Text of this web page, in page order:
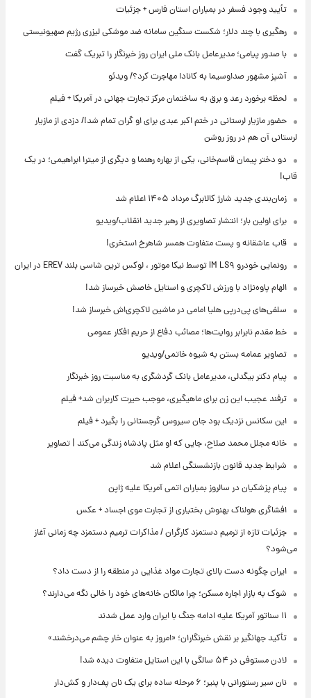
تأیید وجود فسفر در بمباران استان فارس + جزئیات
رهگیری با چند دلار؛ شکست سنگین سامانه ضد موشکی لیزری رژیم صهیونیستی
با صدور پیامی؛ مدیرعامل بانک ملی ایران روز خبرنگار را تبریک گفت
آشپز مشهور صداوسیما به کانادا مهاجرت کرد؟/ ویدئو
لحظه برخورد رعد و برق به ساختمان مرکز تجارت جهانی در آمریکا + فیلم
حضور مازیار لرستانی در ختم اکبر عبدی برای او گران تمام شد!/ دزدی از مازیار
لرستانی آن هم در روز روشن
دو دختر پیمان قاسم‌خانی، یکی از بهاره رهنما و دیگری از میترا ابراهیمی؛ در یک
قاب!
زمان‌بندی جدید شارژ کالابرگ مرداد ۱۴۰۵ اعلام شد
برای اولین بار؛ انتشار تصاویری از رهبر جدید انقلاب/ویدیو
قاب عاشقانه و پست متفاوت همسر شاهرخ استخری!
رونمایی خودرو IM LS۹ توسط نیکا موتور ، لوکس ترین شاسی بلند EREV در ایران
الهام پاوه‌نژاد با ورزش لاکچری و استایل خاصش خبرساز شد!
سلفی‌های پی‌درپی هلیا امامی در ماشین لاکچری‌اش خبرساز شد!
خط مقدم نابرابر روایت‌ها؛ مصائب دفاع از حریم افکار عمومی
تصاویر عمامه بستن به شیوه خاتمی/ویدیو
پیام دکتر بیگدلی، مدیرعامل بانک گردشگری به مناسبت روز خبرنگار
ترفند عجیب این زن برای ماهیگیری، موجب حیرت کاربران شد+ فیلم
این سکانس نزدیک بود جان سیروس گرجستانی را بگیرد + فیلم
خانه مجلل محمد صلاح، جایی که او مثل پادشاه زندگی می‌کند | تصاویر
شرایط جدید قانون بازنشستگی اعلام شد
پیام پزشکیان در سالروز بمباران اتمی آمریکا علیه ژاپن
افشاگری هولناک بهنوش بختیاری از تجارت موی اجساد + عکس
جزئیات تازه از ترمیم دستمزد کارگران / مذاکرات ترمیم دستمزد چه زمانی آغاز
می‌شود؟
ایران چگونه دست بالای تجارت مواد غذایی در منطقه را از دست داد؟
شوک به بازار اجاره مسکن؛ چرا مالکان خانه‌های خود را خالی نگه می‌دارند؟
۱۱ سناتور آمریکا علیه ادامه جنگ با ایران وارد عمل شدند
تأکید جهانگیر بر نقش خبرنگاران؛ «امروز به عنوان خار چشم می‌درخشند»
لادن مستوفی در ۵۴ سالگی با این استایل متفاوت دیده شد!
نان سیر رستورانی با پنیر؛ ۶ مرحله ساده برای یک نان پف‌دار و کش‌دار